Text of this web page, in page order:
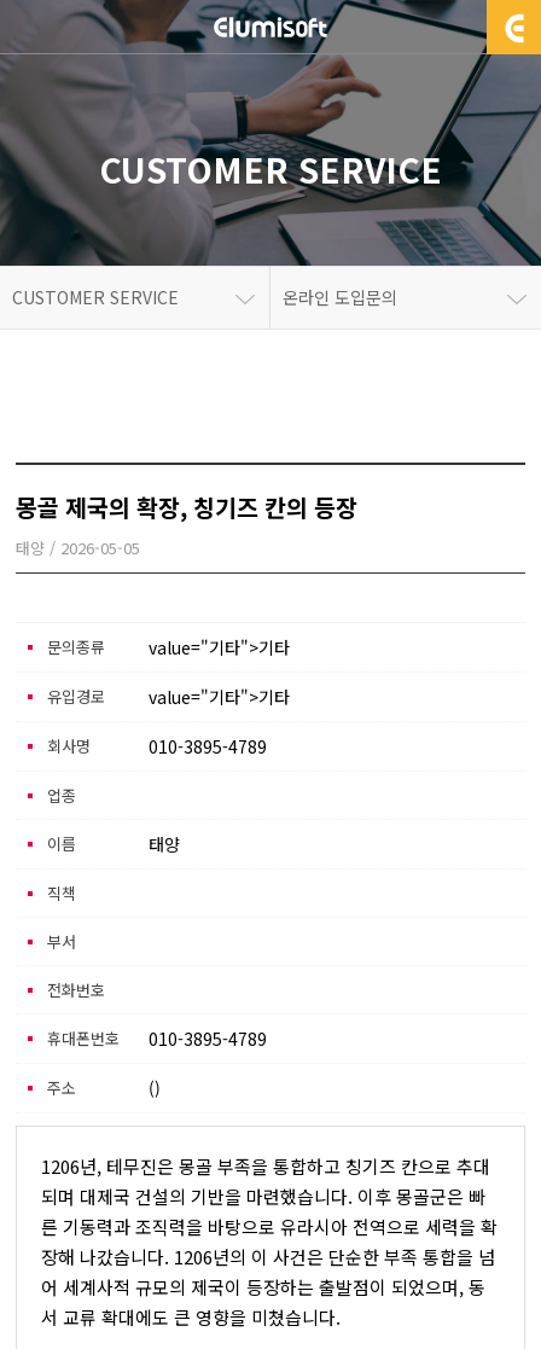
CUSTOMER SERVICE
CUSTOMER SERVICE 온라인 도입문의
몽골 제국의 확장, 칭기즈 칸의 등장
태양 / 2026-05-05
문의종류 value="기타">기타
유입경로 value="기타">기타
회사명 010-3895-4789
업종
이름 태양
직책
부서
전화번호
휴대폰번호 010-3895-4789
주소 ()
1206년, 테무진은 몽골 부족을 통합하고 칭기즈 칸으로 추대
되며 대제국 건설의 기반을 마련했습니다. 이후 몽골군은 빠
른 기동력과 조직력을 바탕으로 유라시아 전역으로 세력을 확
장해 나갔습니다. 1206년의 이 사건은 단순한 부족 통합을 넘
어 세계사적 규모의 제국이 등장하는 출발점이 되었으며, 동
서 교류 확대에도 큰 영향을 미쳤습니다.